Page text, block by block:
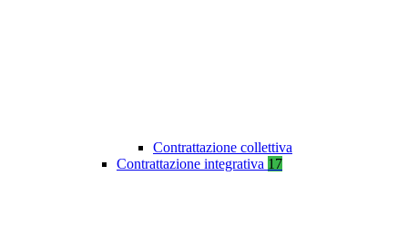
Contrattazione collettiva
Contrattazione integrativa 17